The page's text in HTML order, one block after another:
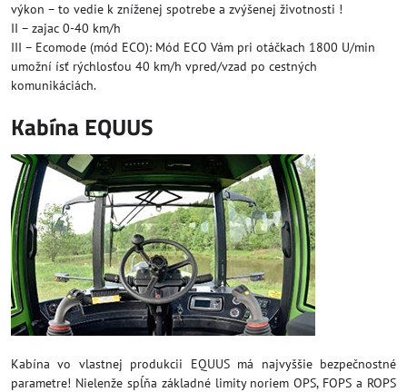
výkon – to vedie k zníženej spotrebe a zvýšenej životnosti !
II – zajac 0-40 km/h
III – Ecomode (mód ECO): Mód ECO Vám pri otáčkach 1800 U/min
umožní ísť rýchlosťou 40 km/h vpred/vzad po cestných
komunikáciách.
Kabína EQUUS
Kabína vo vlastnej produkcii EQUUS má najvyššie bezpečnostné
parametre! Nielenže spĺňa základné limity noriem OPS, FOPS a ROPS